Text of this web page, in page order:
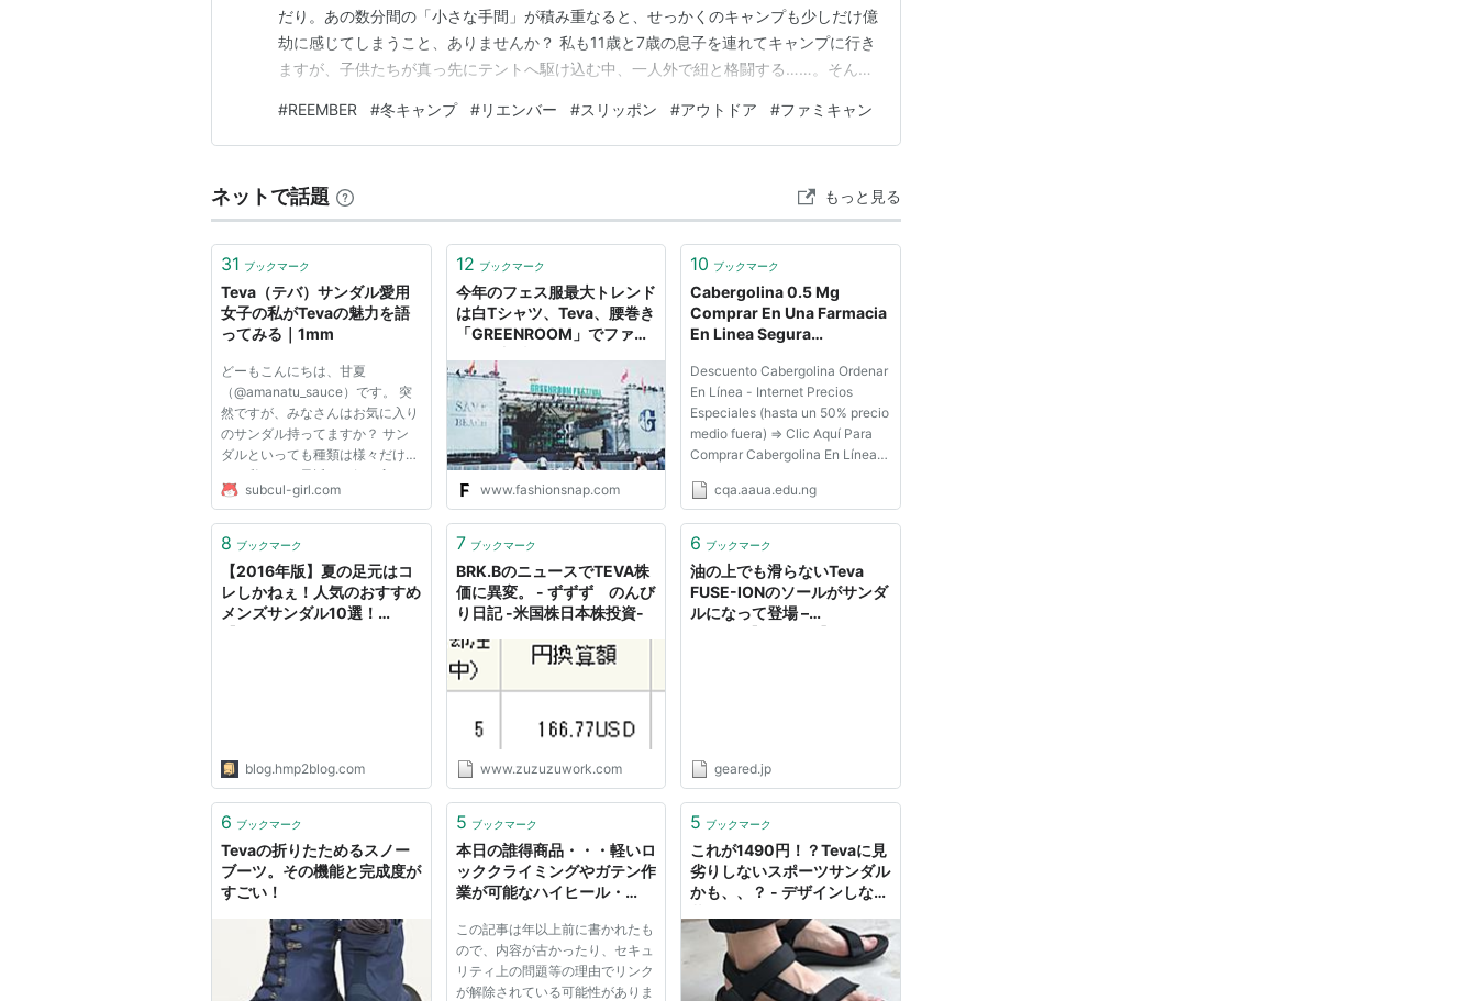
だり。あの数分間の「小さな手間」が積み重なると、せっかくのキャンプも少しだけ億
劫に感じてしまうこと、ありませんか？ 私も11歳と7歳の息子を連れてキャンプに行き
ますが、子供たちが真っ先にテントへ駆け込む中、一人外で紐と格闘する……。そんな
開けて！」 止まらないリクエストに応えるため、テントの内外を往復する回数は想像
以上です。次の冬キャンプこそ、この足元のスト…
#REEMBER #冬キャンプ #リエンバー #スリッポン #アウトドア #ファミキャン
ネットで話題 もっと見る
31 ブックマーク
Teva（テバ）サンダル愛用
女子の私がTevaの魅力を語
ってみる｜1mm
どーもこんにちは、甘夏
（@amanatu_sauce）です。 突
然ですが、みなさんはお気に入り
のサンダル持ってますか？ サン
ダルといっても種類は様々だけ
ど、私のここ最近のお気に入り
は、Teva（テバ）サンダル！ カ
ダルという部類になるらしい。
早三年…。 今回は...
subcul-girl.com
12 ブックマーク
今年のフェス服最大トレンド
は白Tシャツ、Teva、腰巻き
「GREENROOM」でファッ
www.fashionsnap.com
10 ブックマーク
Cabergolina 0.5 Mg
Comprar En Una Farmacia
En Linea Segura
Generico Teva - Best
Answer Recommender
CQA System
Descuento Cabergolina Ordenar
En Línea - Internet Precios
Especiales (hasta un 50% precio
medio fuera) ⇒ Clic Aquí Para
Comprar Cabergolina En Línea
Comprar En Una Farmacia En
Cabergolina Generico Teva Una
los...
cqa.aaua.edu.ng
8 ブックマーク
【2016年版】夏の足元はコ
レしかねぇ！人気のおすすめ
メンズサンダル10選！
blog.hmp2blog.com
7 ブックマーク
BRK.BのニュースでTEVA株
価に異変。 - ずずず のんび
り日記 -米国株日本株投資-
www.zuzuzuwork.com
6 ブックマーク
油の上でも滑らないTeva
FUSE-IONのソールがサンダ
ルになって登場 –
geared.jp
6 ブックマーク
Tevaの折りたためるスノー
ブーツ。その機能と完成度が
すごい！
5 ブックマーク
本日の誰得商品・・・軽いロ
ッククライミングやガテン作
業が可能なハイヒール・
この記事は年以上前に書かれたも
ので、内容が古かったり、セキュ
リティ上の問題等の理由でリンク
が解除されている可能性がありま
5 ブックマーク
これが1490円！？Tevaに見
劣りしないスポーツサンダル
かも、、？ - デザインしない